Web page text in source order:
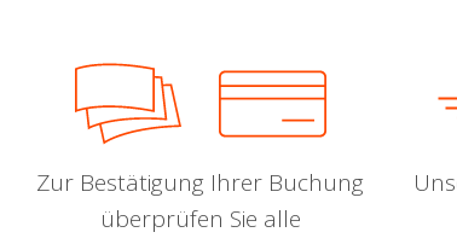
Zur Bestätigung Ihrer Buchung
überprüfen Sie alle